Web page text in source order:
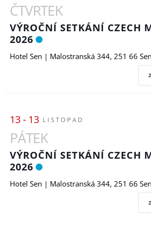
ČTVRTEK
VÝROČNÍ SETKÁNÍ CZECH
2026
Hotel Sen | Malostranská 344, 251 66
13 - 13 LISTOPAD
PÁTEK
VÝROČNÍ SETKÁNÍ CZECH
2026
Hotel Sen | Malostranská 344, 251 66